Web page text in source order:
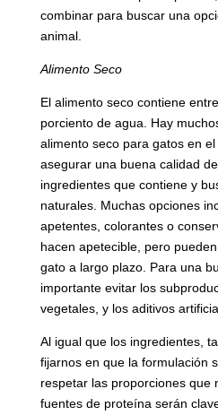
combinar para buscar una
animal.
Alimento Seco
El alimento seco contiene
porciento de agua. Hay
alimento seco para gatos en
asegurar una buena calidad
ingredientes que contiene y
naturales. Muchas opciones
apetentes, colorantes o
hacen apetecible, pero
gato a largo plazo. Para una
importante evitar los
vegetales, y los aditivos
Al igual que los ingredientes,
fijarnos en que la formulación
respetar las proporciones que
fuentes de proteína serán